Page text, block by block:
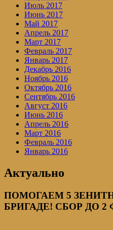
Июль 2017
Июнь 2017
Май 2017
Апрель 2017
Март 2017
Февраль 2017
Январь 2017
Декабрь 2016
Ноябрь 2016
Октябрь 2016
Сентябрь 2016
Август 2016
Июнь 2016
Апрель 2016
Март 2016
Февраль 2016
Январь 2016
Актуально
ПОМОГАЕМ 5
БРИГАДЕ! СБОР ДО 2